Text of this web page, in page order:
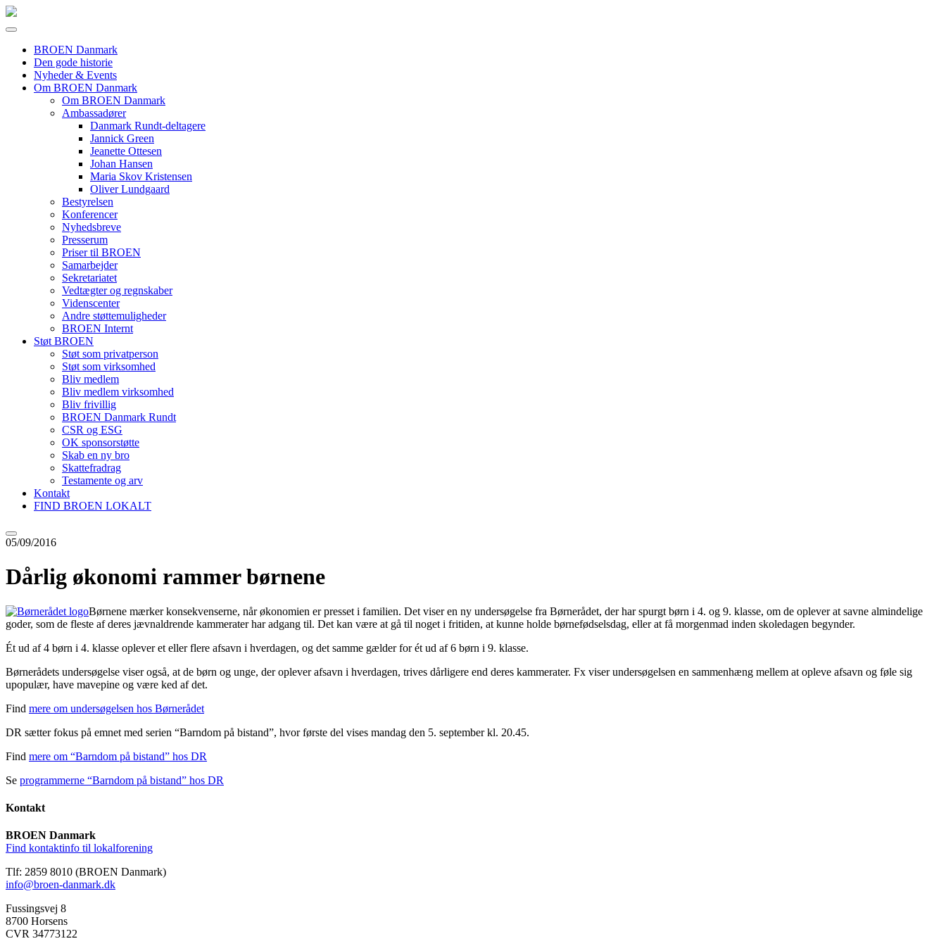
BROEN Danmark
Den gode historie
Nyheder & Events
Om BROEN Danmark
Om BROEN Danmark
Ambassadører
Danmark Rundt-deltagere
Jannick Green
Jeanette Ottesen
Johan Hansen
Maria Skov Kristensen
Oliver Lundgaard
Bestyrelsen
Konferencer
Nyhedsbreve
Presserum
Priser til BROEN
Samarbejder
Sekretariatet
Vedtægter og regnskaber
Videnscenter
Andre støttemuligheder
BROEN Internt
Støt BROEN
Støt som privatperson
Støt som virksomhed
Bliv medlem
Bliv medlem virksomhed
Bliv frivillig
BROEN Danmark Rundt
CSR og ESG
OK sponsorstøtte
Skab en ny bro
Skattefradrag
Testamente og arv
Kontakt
FIND BROEN LOKALT
05/09/2016
Dårlig økonomi rammer børnene
Børnene mærker konsekvenserne, når økonomien er presset i familien. Det viser en ny undersøgelse fra Børnerådet, der har spurgt børn i 4. og 9. klasse, om de oplever at savne almindelige
goder, som de fleste af deres jævnaldrende kammerater har adgang til. Det kan være at gå til noget i fritiden, at kunne holde børnefødselsdag, eller at få morgenmad inden skoledagen begynder.
Ét ud af 4 børn i 4. klasse oplever et eller flere afsavn i hverdagen, og det samme gælder for ét ud af 6 børn i 9. klasse.
Børnerådets undersøgelse viser også, at de børn og unge, der oplever afsavn i hverdagen, trives dårligere end deres kammerater. Fx viser undersøgelsen en sammenhæng mellem at opleve afsavn og føle sig
upopulær, have mavepine og være ked af det.
Find mere om undersøgelsen hos Børnerådet
DR sætter fokus på emnet med serien “Barndom på bistand”, hvor første del vises mandag den 5. september kl. 20.45.
Find mere om “Barndom på bistand” hos DR
Se programmerne “Barndom på bistand” hos DR
Kontakt
BROEN Danmark
Find kontaktinfo til lokalforening
Tlf: 2859 8010 (BROEN Danmark)
info@broen-danmark.dk
Fussingsvej 8
8700 Horsens
CVR 34773122